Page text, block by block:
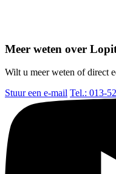
Meer weten over
Wilt u meer weten of direct
Stuur een e-mail Tel.: 013-